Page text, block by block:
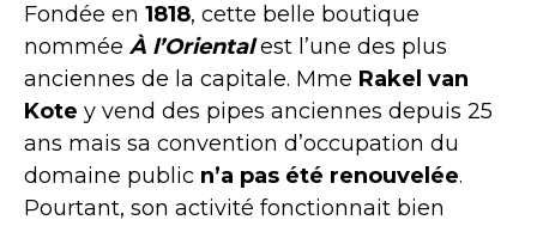
Fondée en 1818, cette belle boutique
nommée À l’Orientalest l’une des plus
anciennes de la capitale. Mme Rakel van
Kote y vend des pipes anciennes depuis 25
ans mais sa convention d’occupation du
domaine public n’a pas été renouvelée.
Pourtant, son activité fonctionnait bien